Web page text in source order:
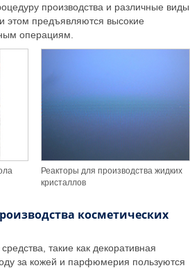
производства и различные виды
этом предъявляются высокие
операциям.
Реакторы для производства жидких
кристаллов
косметических
такие как декоративная
за кожей и парфюмерия пользуются